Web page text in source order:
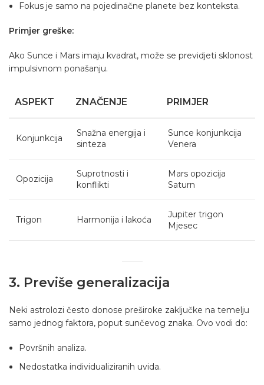
Fokus je samo na pojedinačne planete bez konteksta.
Primjer greške:
Ako Sunce i Mars imaju kvadrat, može se previdjeti sklonost
impulsivnom ponašanju.
ASPEKT ZNAČENJE PRIMJER
Konjunkcija
Snažna energija i
sinteza
Sunce konjunkcija
Venera
Opozicija
Suprotnosti i
konflikti
Mars opozicija
Saturn
Trigon Harmonija i lakoća
Jupiter trigon
Mjesec
3. Previše generalizacija
Neki astrolozi često donose preširoke zaključke na temelju
samo jednog faktora, poput sunčevog znaka. Ovo vodi do:
Površnih analiza.
Nedostatka individualiziranih uvida.